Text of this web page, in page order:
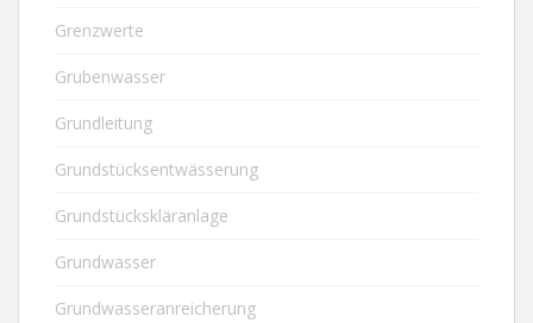
Grenzwerte
Grubenwasser
Grundleitung
Grundstücksentwässerung
Grundstückskläranlage
Grundwasser
Grundwasseranreicherung